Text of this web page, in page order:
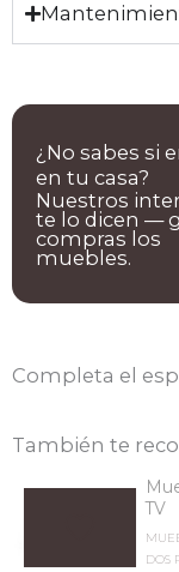
¿No sabes si
en tu casa?
Nuestros
te lo dicen —
compras los
muebles.
Completa el
También te
TV
DOS